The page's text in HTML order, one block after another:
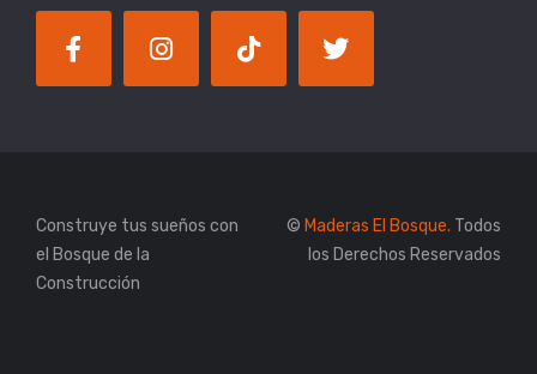
Construye tus sueños con
el Bosque de la
Construcción
© Maderas El Bosque. Todos
los Derechos Reservados